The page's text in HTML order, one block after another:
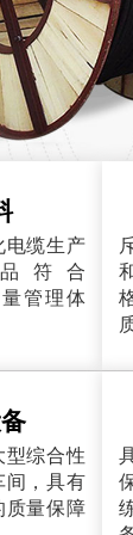
电缆生产
符合
量管理体
型综合性
间，具有
质量保障